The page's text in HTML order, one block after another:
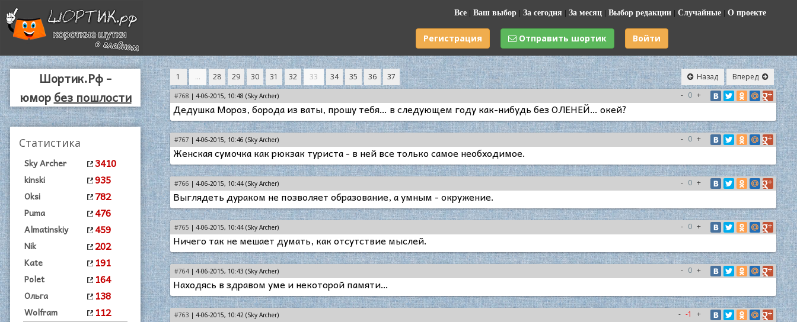
Все | Ваш выбор | За сегодня | За месяц | Выбор редакции | Случайные | О проекте
Регистрация Отправить шортик Войти
Шортик.Рф -
юморбез пошлости
Статистика
Sky Archer 3410
kinski 935
Oksi 782
Puma 476
Almatinskiy 459
Nik 202
Kate 191
Polet 164
Ольга 138
Wolfram 112
1 ... 28 29 30 31 32 33 34 35 36 37 Назад Вперед
#768 | 4-06-2015, 10:48 (Sky Archer) - 0 +
Дедушка Мороз, борода из ваты, прошу тебя… в следующем году как-нибудь без ОЛЕНЕЙ… окей?
#767 | 4-06-2015, 10:46 (Sky Archer) - 0 +
Женская сумочка как рюкзак туриста - в ней все только самое необходимое.
#766 | 4-06-2015, 10:44 (Sky Archer) - 0 +
Выглядеть дураком не позволяет образование, а умным - окружение.
#765 | 4-06-2015, 10:44 (Sky Archer) - 0 +
Ничего так не мешает думать, как отсутствие мыслей.
#764| 4-06-2015, 10:43 (Sky Archer) - 0 +
Находясь в здравом уме и некоторой памяти…
#763 | 4-06-2015, 10:42 (Sky Archer) - -1 +